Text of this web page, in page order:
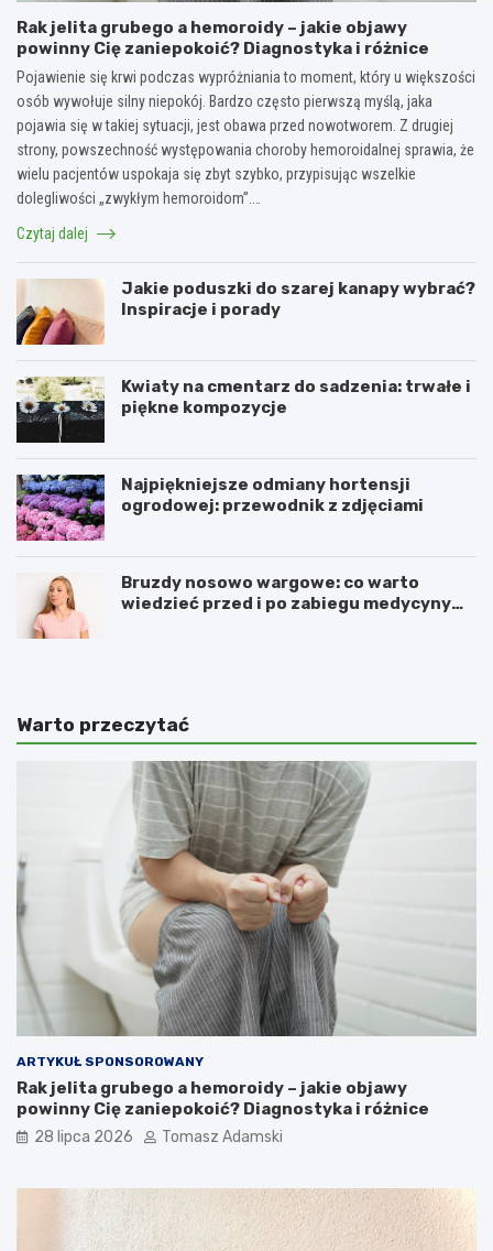
Rak jelita grubego a hemoroidy – jakie objawy
powinny Cię zaniepokoić? Diagnostyka i różnice
Pojawienie się krwi podczas wypróżniania to moment, który u większości
osób wywołuje silny niepokój. Bardzo często pierwszą myślą, jaka
pojawia się w takiej sytuacji, jest obawa przed nowotworem. Z drugiej
strony, powszechność występowania choroby hemoroidalnej sprawia, że
wielu pacjentów uspokaja się zbyt szybko, przypisując wszelkie
dolegliwości „zwykłym hemoroidom”.…
Czytaj dalej
Jakie poduszki do szarej kanapy wybrać?
Inspiracje i porady
Kwiaty na cmentarz do sadzenia: trwałe i
piękne kompozycje
Najpiękniejsze odmiany hortensji
ogrodowej: przewodnik z zdjęciami
Bruzdy nosowo wargowe: co warto
wiedzieć przed i po zabiegu medycyny
Warto przeczytać
ARTYKUŁ SPONSOROWANY
Rak jelita grubego a hemoroidy – jakie objawy
powinny Cię zaniepokoić? Diagnostyka i różnice
28 lipca 2026 Tomasz Adamski